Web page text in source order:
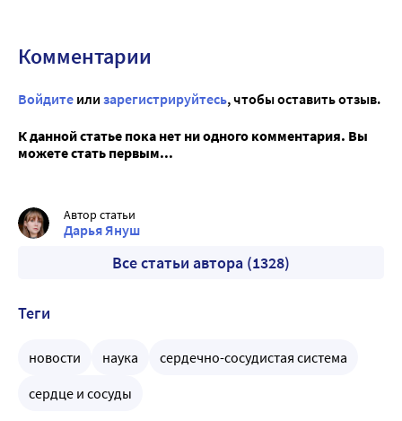
Комментарии
Войдите или зарегистрируйтесь, чтобы оставить отзыв.
К данной статье пока нет ни одного комментария. Вы
можете стать первым...
Автор статьи
Дарья Януш
Все статьи автора (1328)
Теги
новости наука
сердечно-сосудистая система
сердце и сосуды